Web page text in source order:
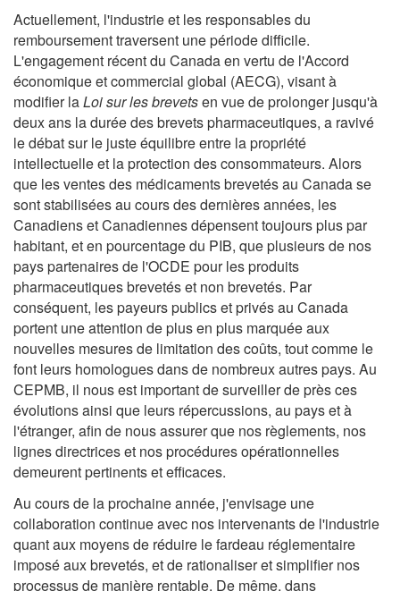
Actuellement, l'industrie et les responsables du
remboursement traversent une période difficile.
L'engagement récent du Canada en vertu de l'Accord
économique et commercial global (AECG), visant à
modifier laLoi sur les brevetsen vue de prolonger jusqu'à
deux ans la durée des brevets pharmaceutiques, a ravivé
le débat sur le juste équilibre entre la propriété
intellectuelle et la protection des consommateurs. Alors
que les ventes des médicaments brevetés au Canada se
sont stabilisées au cours des dernières années, les
Canadiens et Canadiennes dépensent toujours plus par
habitant, et en pourcentage du PIB, que plusieurs de nos
pays partenaires de l'OCDE pour les produits
pharmaceutiques brevetés et non brevetés. Par
conséquent, les payeurs publics et privés au Canada
portent une attention de plus en plus marquée aux
nouvelles mesures de limitation des coûts, tout comme le
font leurs homologues dans de nombreux autres pays. Au
CEPMB, il nous est important de surveiller de près ces
évolutions ainsi que leurs répercussions, au pays et à
l'étranger, afin de nous assurer que nos règlements, nos
lignes directrices et nos procédures opérationnelles
demeurent pertinents et efficaces.
Au cours de la prochaine année, j'envisage une
collaboration continue avec nos intervenants de l'industrie
quant aux moyens de réduire le fardeau réglementaire
imposé aux brevetés, et de rationaliser et simplifier nos
processus de manière rentable. De même, dans